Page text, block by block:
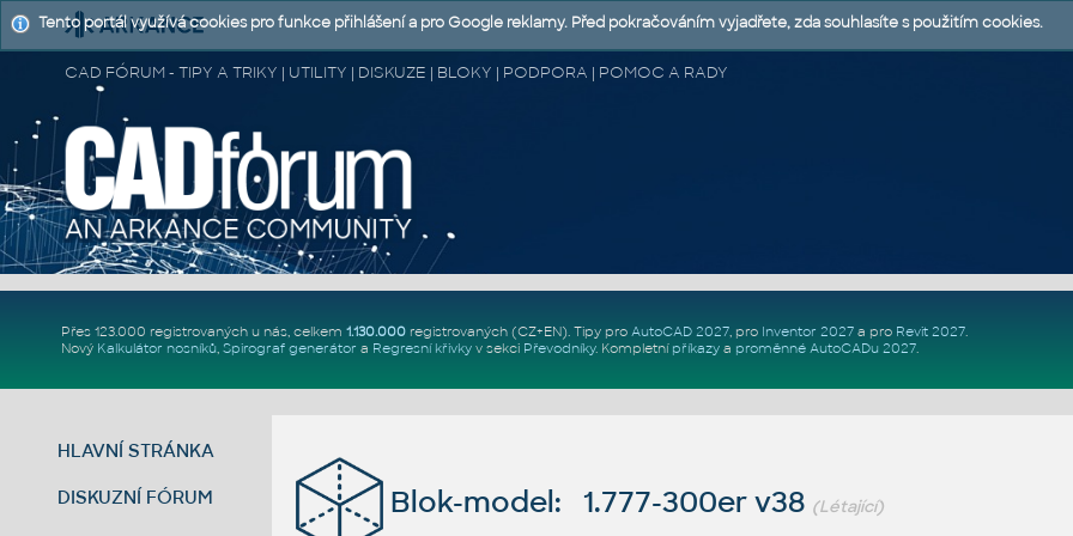
CAD FÓRUM - TIPY A TRIKY | UTILITY | DISKUZE | BLOKY | PODPORA | POMOC A RADY
Přes 123.000 registrovaných u nás, celkem 1.130.000registrovaných (CZ+EN). Tipy pro AutoCAD 2027, pro Inventor 2027a pro Revit 2027.
Nový Kalkulátor nosníků, Spirograf generátor a Regresní křivkyv sekci Převodníky. Kompletní příkazya proměnné AutoCADu 2027.
HLAVNÍ STRÁNKA
DISKUZNÍ FÓRUM Blok-model: 1.777-300er v38 (Létající)
Tento portál využívá cookies pro funkce přihlášení a pro Google reklamy. Před pokračováním vyjadřete, zda souhlasíte s použitím cookies.